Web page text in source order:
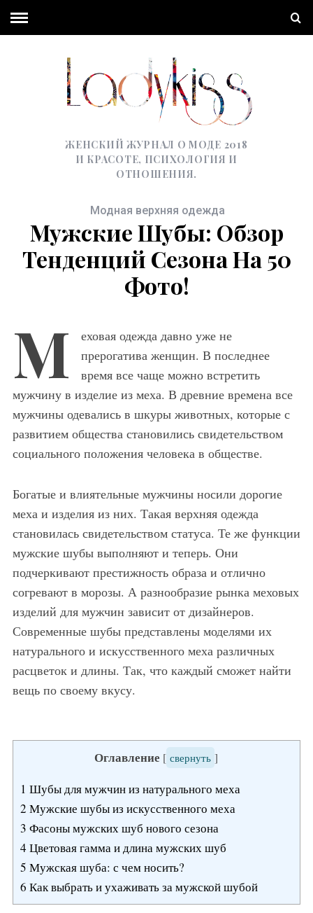
ЖЕНСКИЙ ЖУРНАЛ О МОДЕ 2018
И КРАСОТЕ, ПСИХОЛОГИЯ И
ОТНОШЕНИЯ.
Модная верхняя одежда
Мужские Шубы: Обзор
Тенденций Сезона На 50
Фото!
М
еховая одежда давно уже не
прерогатива женщин. В последнее
время все чаще можно встретить
мужчину в изделие из меха. В древние времена все
мужчины одевались в шкуры животных, которые с
развитием общества становились свидетельством
социального положения человека в обществе.
Богатые и влиятельные мужчины носили дорогие
меха и изделия из них. Такая верхняя одежда
становилась свидетельством статуса. Те же функции
мужские шубы выполняют и теперь. Они
подчеркивают престижность образа и отлично
согревают в морозы. А разнообразие рынка меховых
изделий для мужчин зависит от дизайнеров.
Современные шубы представлены моделями их
натурального и искусственного меха различных
расцветок и длины. Так, что каждый сможет найти
вещь по своему вкусу.
Оглавление [ свернуть ]
1 Шубы для мужчин из натурального меха
2 Мужские шубы из искусственного меха
3 Фасоны мужских шуб нового сезона
4 Цветовая гамма и длина мужских шуб
5 Мужская шуба: с чем носить?
6 Как выбрать и ухаживать за мужской шубой